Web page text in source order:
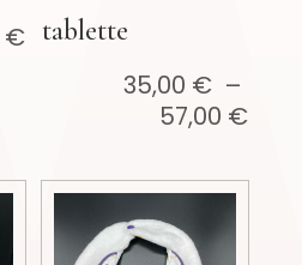
€ tablette
35,00 € –
57,00 €
prix :